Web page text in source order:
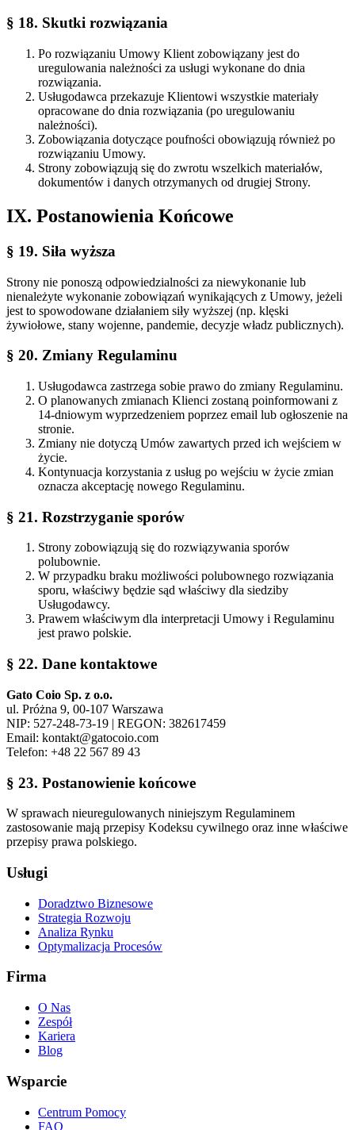
§ 18. Skutki rozwiązania
Po rozwiązaniu Umowy Klient zobowiązany jest do
uregulowania należności za usługi wykonane do dnia
rozwiązania.
Usługodawca przekazuje Klientowi wszystkie materiały
opracowane do dnia rozwiązania (po uregulowaniu
należności).
Zobowiązania dotyczące poufności obowiązują również po
rozwiązaniu Umowy.
Strony zobowiązują się do zwrotu wszelkich materiałów,
dokumentów i danych otrzymanych od drugiej Strony.
IX. Postanowienia Końcowe
§ 19. Siła wyższa
Strony nie ponoszą odpowiedzialności za niewykonanie lub
nienależyte wykonanie zobowiązań wynikających z Umowy, jeżeli
jest to spowodowane działaniem siły wyższej (np. klęski
żywiołowe, stany wojenne, pandemie, decyzje władz publicznych).
§ 20. Zmiany Regulaminu
Usługodawca zastrzega sobie prawo do zmiany Regulaminu.
O planowanych zmianach Klienci zostaną poinformowani z
14-dniowym wyprzedzeniem poprzez email lub ogłoszenie na
stronie.
Zmiany nie dotyczą Umów zawartych przed ich wejściem w
życie.
Kontynuacja korzystania z usług po wejściu w życie zmian
oznacza akceptację nowego Regulaminu.
§ 21. Rozstrzyganie sporów
Strony zobowiązują się do rozwiązywania sporów
polubownie.
W przypadku braku możliwości polubownego rozwiązania
sporu, właściwy będzie sąd właściwy dla siedziby
Usługodawcy.
Prawem właściwym dla interpretacji Umowy i Regulaminu
jest prawo polskie.
§ 22. Dane kontaktowe
Gato Coio Sp. z o.o.
ul. Próżna 9, 00-107 Warszawa
NIP: 527-248-73-19 | REGON: 382617459
Email: kontakt@gatocoio.com
Telefon: +48 22 567 89 43
§ 23. Postanowienie końcowe
W sprawach nieuregulowanych niniejszym Regulaminem
zastosowanie mają przepisy Kodeksu cywilnego oraz inne właściwe
przepisy prawa polskiego.
Usługi
Doradztwo Biznesowe
Strategia Rozwoju
Analiza Rynku
Optymalizacja Procesów
Firma
O Nas
Zespół
Kariera
Blog
Wsparcie
Centrum Pomocy
FAQ